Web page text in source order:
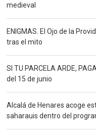
medieval
ENIGMAS. El Ojo de la
tras el mito
SI TU PARCELA ARDE,
del 15 de junio
Alcalá de Henares acoge
saharauis dentro del